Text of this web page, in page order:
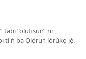
tàbí “olùfisùn” ni
tí ń ba Ọlọ́run lórúkọ jẹ́.